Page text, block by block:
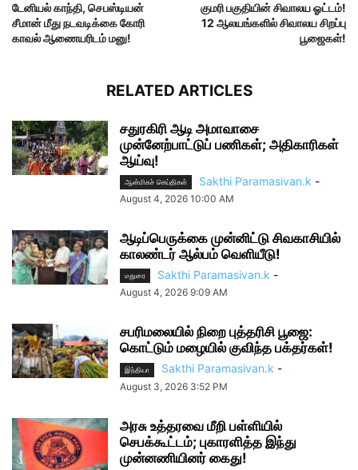
டேனியல் காந்தி, செபஸ்டியன்
சீமான் மீது நடவடிக்கை கோரி
காவல் ஆணையரிடம் மனு!
குமரி பகுதியின் சிவாலய ஓட்டம்!
12 ஆலயங்களில் சிவாலய சிறப்பு
பூஜைகள்!
RELATED ARTICLES
சதுரகிரி ஆடி அமாவாசை
முன்னேற்பாட்டுப் பணிகள்; அதிகாரிகள்
ஆய்வு!
ஆன்மிகச் செய்திகள் Sakthi Paramasivan.k -
August 4, 2026 10:00 AM
ஆடிப்பெருக்கை முன்னிட்டு சிவகாசியில்
காலண்டர் ஆல்பம் வெளியீடு!
மதுரை Sakthi Paramasivan.k -
August 4, 2026 9:09 AM
சபரிமலையில் நிறை புத்தரிசி பூஜை:
கொட்டும் மழையில் குவிந்த பக்தர்கள்!
இந்தியா Sakthi Paramasivan.k -
August 3, 2026 3:52 PM
அரசு உத்தரவை மீறி பள்ளியில்
செபக்கூட்டம்; புகாரளித்த இந்து
முன்னணியினர் கைது!